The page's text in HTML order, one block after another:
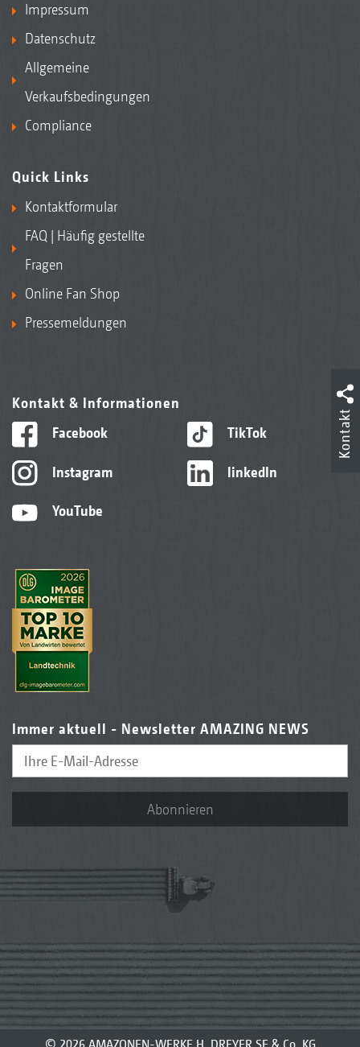
Impressum
Datenschutz
Allgemeine
Verkaufsbedingungen
Compliance
Quick Links
Kontaktformular
FAQ | Häufig gestellte
Fragen
Online Fan Shop
Pressemeldungen
Kontakt & Informationen
Facebook
Instagram
YouTube
TikTok
linkedIn
Immer aktuell - Newsletter AMAZING NEWS
Abonnieren
Kontakt